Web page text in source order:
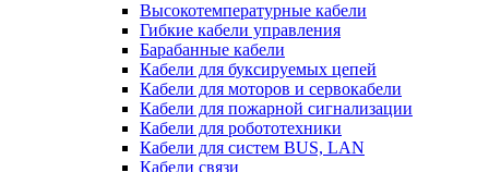
Высокотемпературные кабели
Гибкие кабели управления
Барабанные кабели
Кабели для буксируемых цепей
Кабели для моторов и сервокабели
Кабели для пожарной сигнализации
Кабели для робототехники
Кабели для систем BUS, LAN
Кабели связи